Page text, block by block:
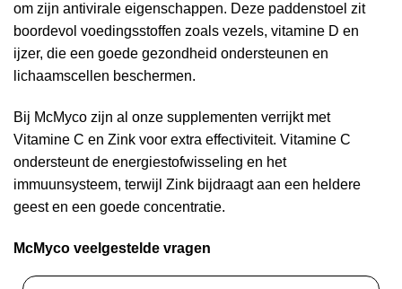
om zijn antivirale eigenschappen. Deze paddenstoel zit
boordevol voedingsstoffen zoals vezels, vitamine D en
ijzer, die een goede gezondheid ondersteunen en
lichaamscellen beschermen.
Bij McMyco zijn al onze supplementen verrijkt met
Vitamine C en Zink voor extra effectiviteit. Vitamine C
ondersteunt de energiestofwisseling en het
immuunsysteem, terwijl Zink bijdraagt aan een heldere
geest en een goede concentratie.
McMyco veelgestelde vragen